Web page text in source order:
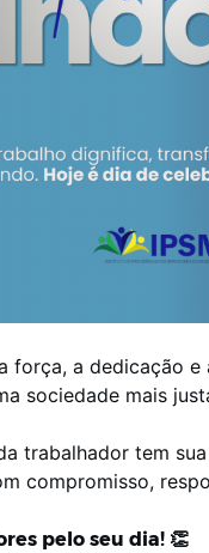
força, a dedicação
sociedade mais
trabalhador tem
compromisso,
pelo seu dia! 👏